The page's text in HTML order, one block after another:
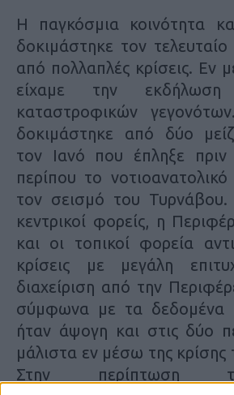
Η παγκόσμια κοινότητα
δοκιμάστηκε τον
από πολλαπλές κρίσεις. Εν
είχαμε την
καταστροφικών
δοκιμάστηκε από δύο
τον Ιανό που έπληξε
περίπου το
τον σεισμό του
κεντρικοί φορείς, η
και οι τοπικοί φορεία
κρίσεις με μεγάλη
διαχείριση από την
σύμφωνα με τα δεδομένα
ήταν άψογη και στις δύο
μάλιστα εν μέσω της κρίσης
Στην περίπτωση